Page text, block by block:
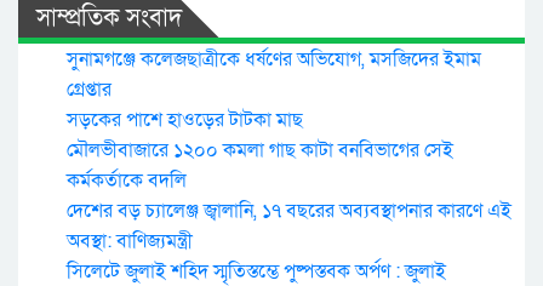
সাম্প্রতিক সংবাদ
সুনামগঞ্জে কলেজছাত্রীকে ধর্ষণের অভিযোগ, মসজিদের ইমাম
গ্রেপ্তার
সড়কের পাশে হাওড়ের টাটকা মাছ
মৌলভীবাজারে ১২০০ কমলা গাছ কাটা বনবিভাগের সেই
কর্মকর্তাকে বদলি
দেশের বড় চ্যালেঞ্জ জ্বালানি, ১৭ বছরের অব্যবস্থাপনার কারণে এই
অবস্থা: বাণিজ্যমন্ত্রী
সিলেটে জুলাই শহিদ স্মৃতিস্তম্ভে পুষ্পস্তবক অর্পণ : জুলাই